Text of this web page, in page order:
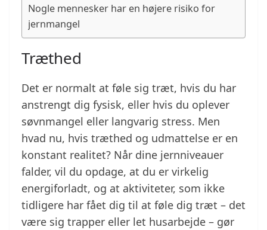
Nogle mennesker har en højere risiko for
jernmangel
Træthed
Det er normalt at føle sig træt, hvis du har
anstrengt dig fysisk, eller hvis du oplever
søvnmangel eller langvarig stress. Men
hvad nu, hvis træthed og udmattelse er en
konstant realitet? Når dine jernniveauer
falder, vil du opdage, at du er virkelig
energiforladt, og at aktiviteter, som ikke
tidligere har fået dig til at føle dig træt – det
være sig trapper eller let husarbejde – gør